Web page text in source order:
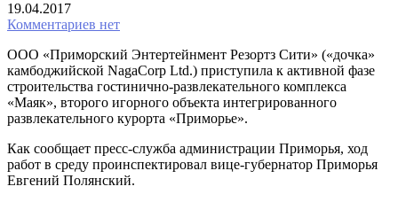
19.04.2017
Комментариев нет
ООО «Приморский Энтертейнмент Резортз Сити» («дочка»
камбоджийской NagaCorp Ltd.) приступила к активной фазе
строительства гостинично-развлекательного комплекса
«Маяк», второго игорного объекта интегрированного
развлекательного курорта «Приморье».
Как сообщает пресс-служба администрации Приморья, ход
работ в среду проинспектировал вице-губернатор Приморья
Евгений Полянский.